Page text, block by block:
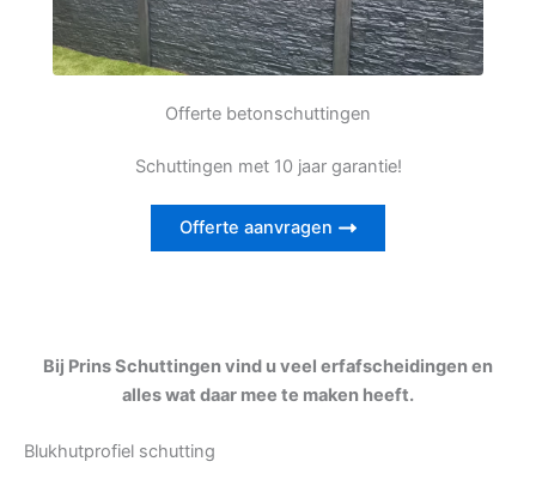
Offerte betonschuttingen
Schuttingen met 10 jaar garantie!
Offerte aanvragen
Bij Prins Schuttingen vind u veel erfafscheidingen en
alles wat daar mee te maken heeft.
Blukhutprofiel schutting